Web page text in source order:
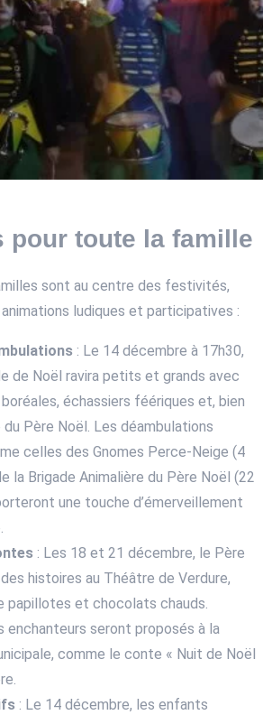
pour toute la famille
sont au centre des festivités,
ludiques et participatives :
: Le 14 décembre à 17h30,
de Noël ravira petits et grands avec
échassiers féériques et, bien
du Père Noël. Les déambulations
celles des Gnomes Perce-Neige (4
la Brigade Animalière du Père Noël (22
une touche d’émerveillement
: Les 18 et 21 décembre, le Père
histoires au Théâtre de Verdure,
papillotes et chocolats chauds.
enchanteurs seront proposés à la
comme le conte « Nuit de Noël
: Le 14 décembre, les enfants